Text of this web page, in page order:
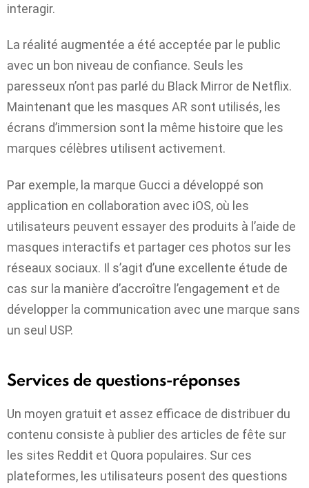
interagir.
La réalité augmentée a été acceptée par le public
avec un bon niveau de confiance. Seuls les
paresseux n’ont pas parlé du Black Mirror de Netflix.
Maintenant que les masques AR sont utilisés, les
écrans d’immersion sont la même histoire que les
marques célèbres utilisent activement.
Par exemple, la marque Gucci a développé son
application en collaboration avec iOS, où les
utilisateurs peuvent essayer des produits à l’aide de
masques interactifs et partager ces photos sur les
réseaux sociaux. Il s’agit d’une excellente étude de
cas sur la manière d’accroître l’engagement et de
développer la communication avec une marque sans
un seul USP.
Services de questions-réponses
Un moyen gratuit et assez efficace de distribuer du
contenu consiste à publier des articles de fête sur
les sites Reddit et Quora populaires. Sur ces
plateformes, les utilisateurs posent des questions